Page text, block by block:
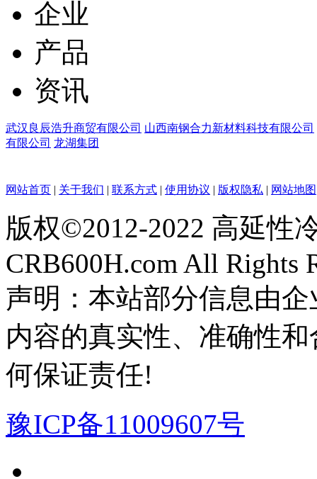
企业
产品
资讯
武汉良辰浩升商贸有限公司 山西南钢合力新材料科技有限公司
有限公司 龙湖集团
网站首页 关于我们 联系方式 使用协议 版权隐私 网站地图
版权©2012-2022 高延性
CRB600H.com All Rights
声明：本站部分信息由
内容的真实性、准确性
何保证责任!
豫ICP备11009607号